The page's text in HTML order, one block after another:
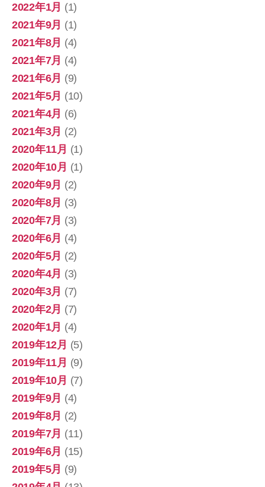
2022年1月 (1)
2021年9月 (1)
2021年8月 (4)
2021年7月 (4)
2021年6月 (9)
2021年5月 (10)
2021年4月 (6)
2021年3月 (2)
2020年11月 (1)
2020年10月 (1)
2020年9月 (2)
2020年8月 (3)
2020年7月 (3)
2020年6月 (4)
2020年5月 (2)
2020年4月 (3)
2020年3月 (7)
2020年2月 (7)
2020年1月 (4)
2019年12月 (5)
2019年11月 (9)
2019年10月 (7)
2019年9月 (4)
2019年8月 (2)
2019年7月 (11)
2019年6月 (15)
2019年5月 (9)